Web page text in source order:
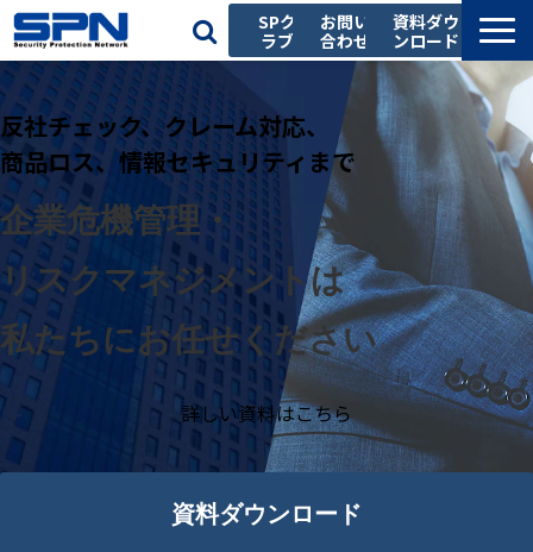
SPク
ラブ
お問い
合わせ
資料ダウ
ンロード
サービス一覧
導入事例
お役立ち記事
セミナー
会社情報
採用情報
反社チェック、クレーム対応、
商品ロス、情報セキュリティまで
企業危機管理・
リスクマネジメントは
私たちにお任せください
詳しい資料はこちら
資料ダウンロード